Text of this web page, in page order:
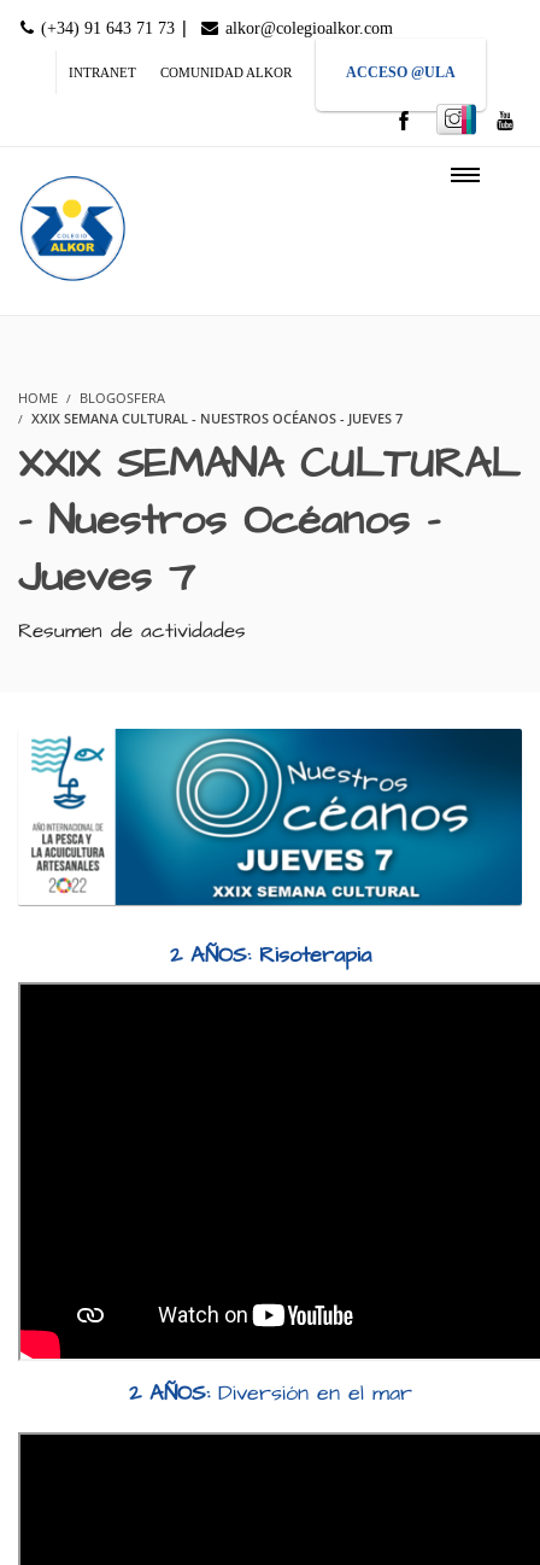
(+34) 91 643 71 73 | alkor@colegioalkor.com
INTRANET COMUNIDAD ALKOR ACCESO @ULA
HOME
BLOGOSFERA
XXIX SEMANA CULTURAL - NUESTROS OCÉANOS - JUEVES 7
XXIX SEMANA CULTURAL
– Nuestros Océanos –
Jueves 7
Resumen de actividades
2 AÑOS: Risoterapia
2 AÑOS: Diversión en el mar